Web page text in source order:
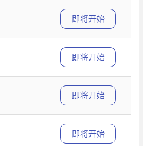
即将开始
即将开始
即将开始
即将开始